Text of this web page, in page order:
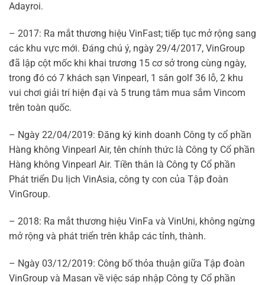
Adayroi.
– 2017: Ra mắt thương hiệu VinFast; tiếp tục mở rộng sang
các khu vực mới. Đáng chú ý, ngày 29/4/2017, VinGroup
đã lập cột mốc khi khai trương 15 cơ sở trong cùng ngày,
trong đó có 7 khách sạn Vinpearl, 1 sân golf 36 lỗ, 2 khu
vui chơi giải trí hiện đại và 5 trung tâm mua sắm Vincom
trên toàn quốc.
– Ngày 22/04/2019: Đăng ký kinh doanh Công ty cổ phần
Hàng không Vinpearl Air, tên chính thức là Công ty Cổ phần
Hàng không Vinpearl Air. Tiền thân là Công ty Cổ phần
Phát triển Du lịch VinAsia, công ty con của Tập đoàn
VinGroup.
– 2018: Ra mắt thương hiệu VinFa và VinUni, không ngừng
mở rộng và phát triển trên khắp các tỉnh, thành.
– Ngày 03/12/2019: Công bố thỏa thuận giữa Tập đoàn
VinGroup và Masan về việc sáp nhập Công ty Cổ phần